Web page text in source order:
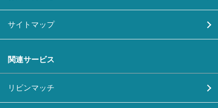
サイトマップ
関連サービス
リビンマッチ